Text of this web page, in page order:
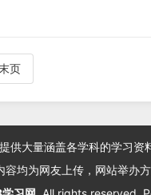
页
供大量涵盖各学科的学习资
容均为网友上传，网站举办